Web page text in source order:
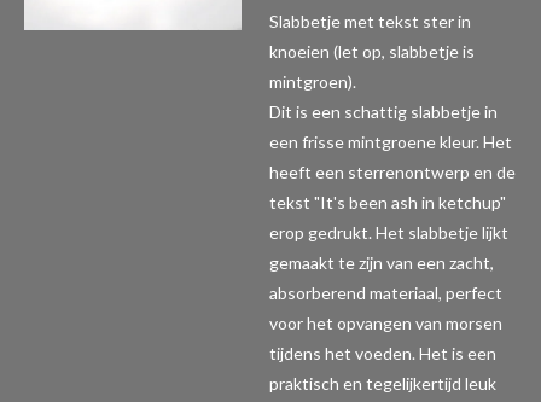
Slabbetje met tekst ster in
knoeien (let op, slabbetje is
mintgroen).
Dit is een schattig slabbetje in
een frisse mintgroene kleur. Het
heeft een sterrenontwerp en de
tekst "It's been ash in ketchup"
erop gedrukt. Het slabbetje lijkt
gemaakt te zijn van een zacht,
absorberend materiaal, perfect
voor het opvangen van morsen
tijdens het voeden. Het is een
praktisch en tegelijkertijd leuk